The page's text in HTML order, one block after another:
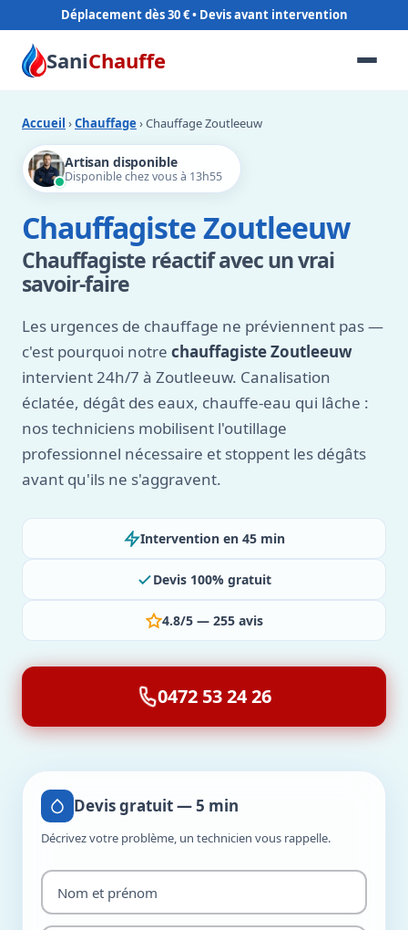
Déplacement dès 30 €
SaniChauffe
Accueil ›Chauffage › Chauffage Zoutleeuw
Artisan disponible
Disponible chez vous à 13h55
Chauffagiste Zoutleeuw
Chauffagiste réactif avec un vrai
savoir-faire
Les urgences de chauffage ne préviennent pas —
c'est pourquoi notre chauffagiste Zoutleeuw
intervient 24h/7 à Zoutleeuw. Canalisation
éclatée, dégât des eaux, chauffe-eau qui lâche :
nos techniciens mobilisent l'outillage
professionnel nécessaire et stoppent les dégâts
avant qu'ils ne s'aggravent.
Intervention en 45 min
Devis 100% gratuit
4.8/5 — 255 avis
0472 53 24 26
Devis gratuit — 5 min
Décrivez votre problème, un technicien vous rappelle.